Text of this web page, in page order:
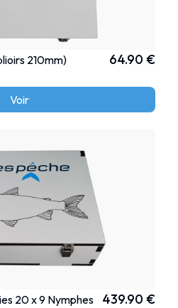
210mm) 64.90 €
Voir
20 x 9 Nymphes 439.90 €